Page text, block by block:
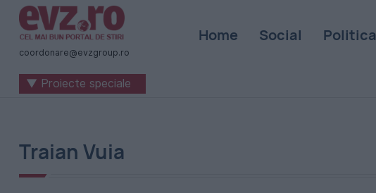
Știri
naționale
internaționale
România
-
coordonare@evzgroup.ro
Home Social Politica
▼ Proiecte speciale
Traian Vuia